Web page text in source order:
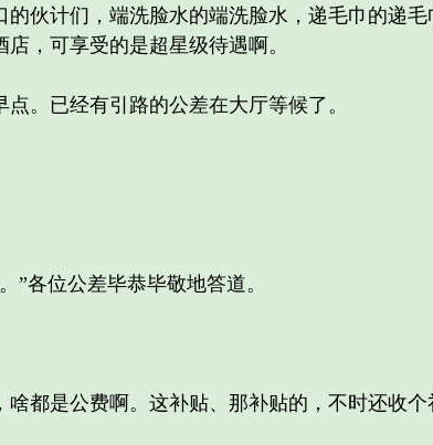
计们，端洗脸水的端洗脸水，递毛巾的递毛
，可享受的是超星级待遇啊。
已经有引路的公差在大厅等候了。
各位公差毕恭毕敬地答道。
是公费啊。这补贴、那补贴的，不时还收个